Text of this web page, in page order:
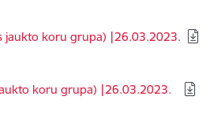
jaukto koru grupa) |26.03.2023.
koru grupa) |26.03.2023.